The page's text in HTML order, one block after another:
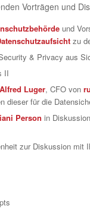
Vorträgen und
und
zu
& Privacy aus
II
Alfred Luger, CFO von
dieser für die
Person in
zur Diskussion mit